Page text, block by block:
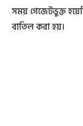
সময় গেজেটভুক্ত
বাতিল করা হয়।